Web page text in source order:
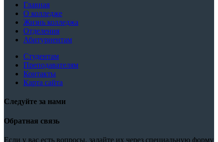
Главная
О колледже
Жизнь колледжа
Отделения
Абитуриентам
Студентам
Преподавателям
Контакты
Карта сайта
Следуйте за нами
Обратная связь
Если у вас есть вопросы, задайте их через специальную форму